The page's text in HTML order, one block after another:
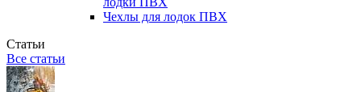
Чехлы для лодок ПВХ
Статьи
Все статьи